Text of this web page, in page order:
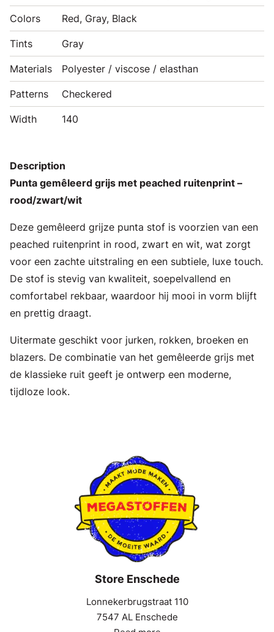
Colors Red, Gray, Black
Tints Gray
Materials Polyester / viscose / elasthan
Patterns Checkered
Width 140
Description
Punta gemêleerd grijs met peached ruitenprint –
rood/zwart/wit
Deze gemêleerd grijze punta stof is voorzien van een
peached ruitenprint in rood, zwart en wit, wat zorgt
voor een zachte uitstraling en een subtiele, luxe touch.
De stof is stevig van kwaliteit, soepelvallend en
comfortabel rekbaar, waardoor hij mooi in vorm blijft
en prettig draagt.
Uitermate geschikt voor jurken, rokken, broeken en
blazers. De combinatie van het gemêleerde grijs met
de klassieke ruit geeft je ontwerp een moderne,
tijdloze look.
Store Enschede
Lonnekerbrugstraat 110
7547 AL Enschede